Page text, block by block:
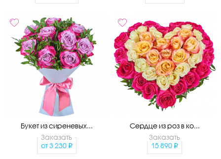
Букет из сиреневых...
Заказать
от 3 230
Сердце из роз в ко...
Заказать
15 890